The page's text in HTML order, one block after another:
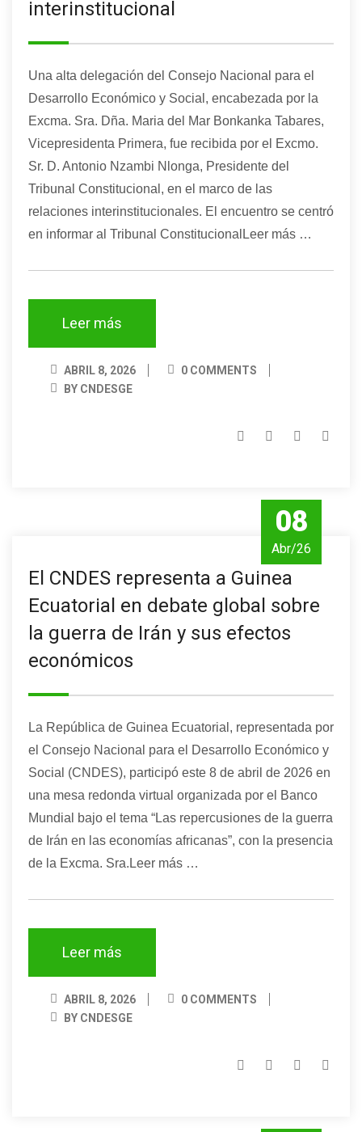
interinstitucional
Una alta delegación del Consejo Nacional para el
Desarrollo Económico y Social, encabezada por la
Excma. Sra. Dña. Maria del Mar Bonkanka Tabares,
Vicepresidenta Primera, fue recibida por el Excmo.
Sr. D. Antonio Nzambi Nlonga, Presidente del
Tribunal Constitucional, en el marco de las
relaciones interinstitucionales. El encuentro se centró
en informar al Tribunal ConstitucionalLeer más …
Leer más
ABRIL 8, 2026
0 COMMENTS
BY CNDESGE
08
Abr/26
El CNDES representa a Guinea
Ecuatorial en debate global sobre
la guerra de Irán y sus efectos
económicos
La República de Guinea Ecuatorial, representada por
el Consejo Nacional para el Desarrollo Económico y
Social (CNDES), participó este 8 de abril de 2026 en
una mesa redonda virtual organizada por el Banco
Mundial bajo el tema “Las repercusiones de la guerra
de Irán en las economías africanas”, con la presencia
de la Excma. Sra.Leer más …
Leer más
ABRIL 8, 2026
0 COMMENTS
BY CNDESGE